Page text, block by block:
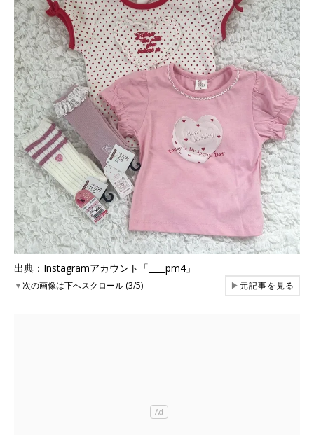
出典：Instagramアカウント「____pm4」
▼次の画像は下へスクロール (3/5) ▶元記事を見る